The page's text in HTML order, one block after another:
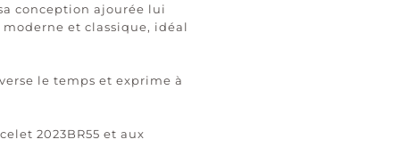
conception ajourée lui
et classique, idéal
le temps et exprime à
2023BR55 et aux